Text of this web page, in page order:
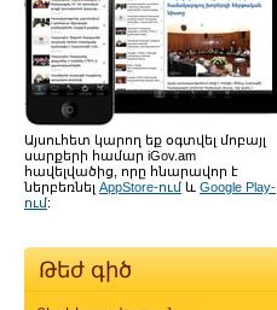
Այսուհետ կարող եք օգտվել մոբայլ
սարքերի համար iGov.am
հավելվածից, որը հնարավոր է
ներբեռնել AppStore-ում և Google Play-
ում:
Թեժ գիծ